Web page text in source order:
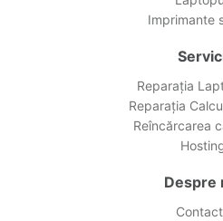
Imprimante
Reparația
Reparația
Reîncărcarea
Despre